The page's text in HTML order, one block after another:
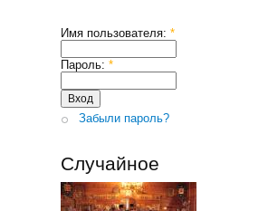
Имя пользователя: *
Пароль: *
Забыли пароль?
Случайное